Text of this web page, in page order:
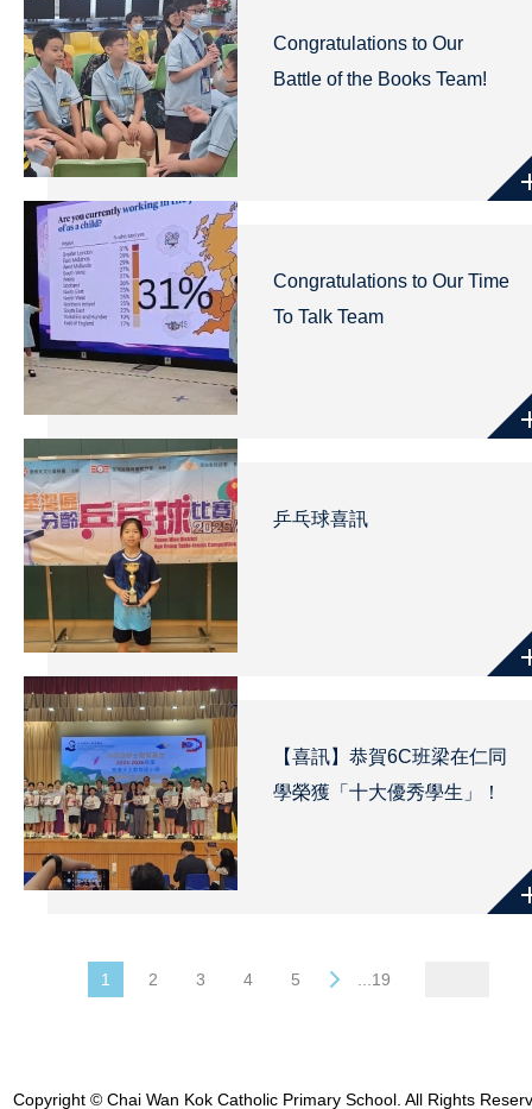
Congratulations to Our
Battle of the Books Team!
Congratulations to Our Time
To Talk Team
乒乓球喜訊
【喜訊】恭賀6C班梁在仁同
學榮獲「十大優秀學生」！
1 2 3 4 5 ...19
Copyright © Chai Wan Kok Catholic Primary School. All Rights